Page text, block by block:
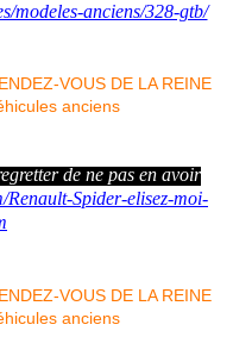
modeles-anciens/328-gtb/
de ne pas en avoir
Spider-elisez-moi-